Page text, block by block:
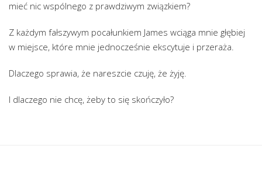
mieć nic wspólnego z prawdziwym związkiem?
Z każdym fałszywym pocałunkiem James wciąga mnie głębiej
w miejsce, które mnie jednocześnie ekscytuje i przeraża.
Dlaczego sprawia, że nareszcie czuję, że żyję.
I dlaczego nie chcę, żeby to się skończyło?